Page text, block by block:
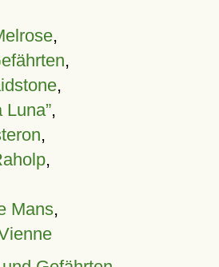
,
,
,
Luna”,
,
,
Mans,